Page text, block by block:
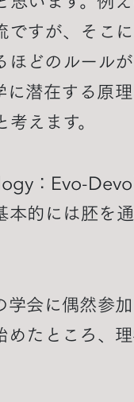
すが、そこ
どのルール
潜在する原
えます。
：Evo-
的には胚を
会に偶然参
たところ、